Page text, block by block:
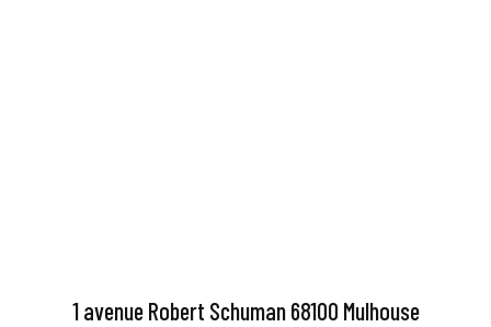
1 avenue Robert Schuman 68100 Mulhouse